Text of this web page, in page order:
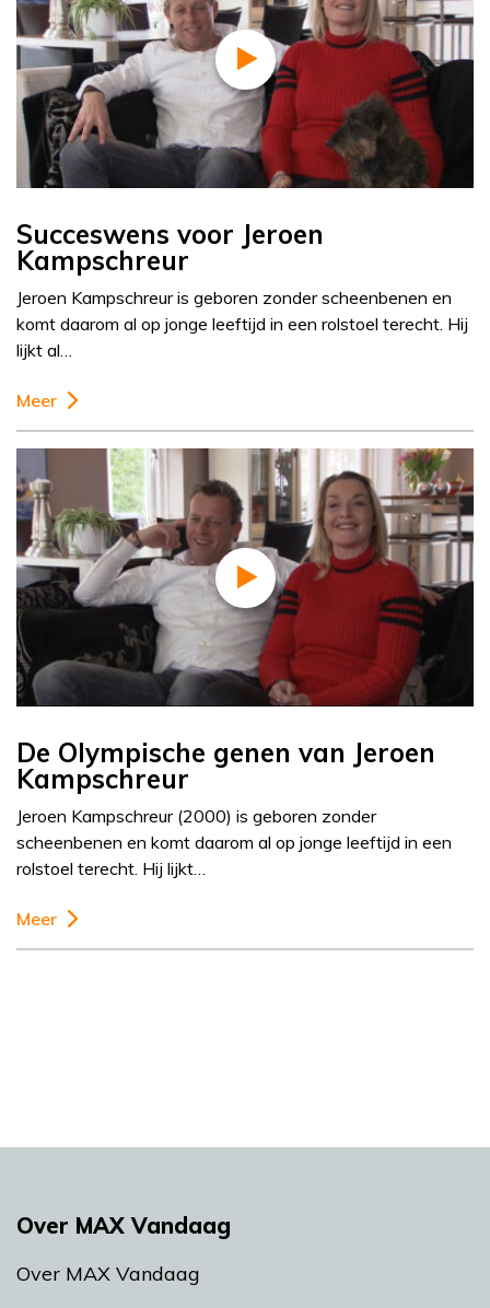
Succeswens voor Jeroen
Kampschreur
Jeroen Kampschreur is geboren zonder scheenbenen en
komt daarom al op jonge leeftijd in een rolstoel terecht. Hij
lijkt al…
Meer
De Olympische genen van Jeroen
Kampschreur
Jeroen Kampschreur (2000) is geboren zonder
scheenbenen en komt daarom al op jonge leeftijd in een
rolstoel terecht. Hij lijkt…
Meer
Over MAX Vandaag
Over MAX Vandaag